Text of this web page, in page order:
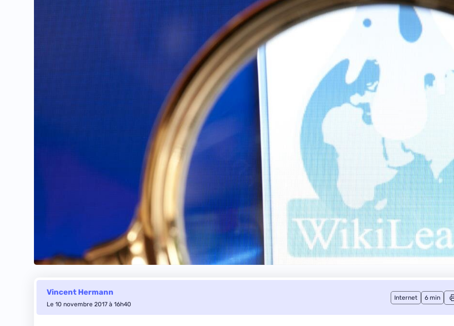
Vincent Hermann
Le 10 novembre 2017 à 16h40
Internet 6 min